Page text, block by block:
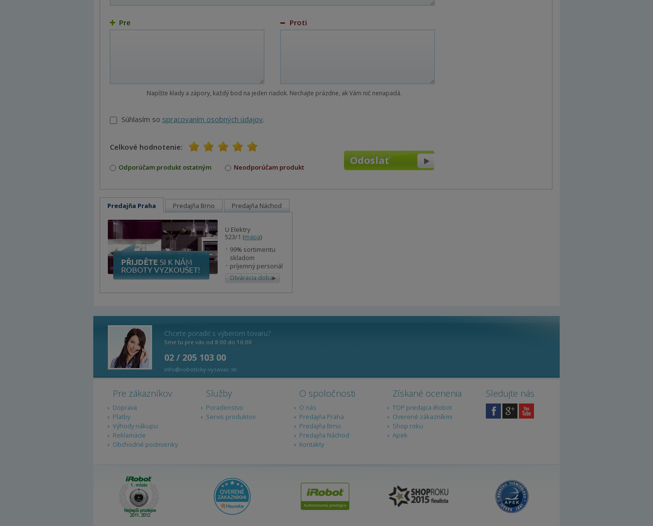
Pre Proti
Napíšte klady a zápory, každý bod na jeden riadok. Nechajte prázdne, ak Vám nič nenapadá.
Súhlasím so spracovaním osobných údajov.
Celkové hodnotenie:
1 2 3 4 5
Odporúčam produkt ostatným Neodporúčam produkt
Predajňa Praha Predajňa Brno Predajňa Náchod
U Elektry
523/1 (mapa)
99% sortimentu
skladom
príjemný personál
Otváracia doba
Chcete poradiť s výberom tovaru?
Sme tu pre vás od 8:00 do 16:00
02 / 205 103 00
info@roboticky-vysavac.sk
Pre zákazníkov
Doprava
Platby
Výhody nákupu
Reklamácie
Obchodné podmienky
Služby
Poradenstvo
Servis produktov
O spoločnosti
O nás
Predajňa Praha
Predajňa Brno
Predajňa Náchod
Kontakty
Získané ocenenia
TOP predajca iRobot
Overené zákazníkmi
Shop roku
Apek
Sledujte nás